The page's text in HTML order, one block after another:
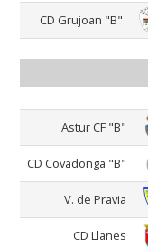
CD Grujoan "B"
Astur CF "B"
CD Covadonga "B"
V. de Pravia
CD Llanes